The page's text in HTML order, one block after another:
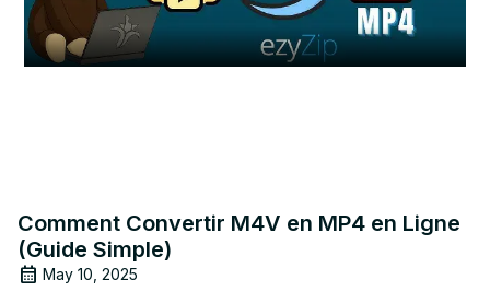
Video
Comment Convertir M4V en MP4 en Ligne
(Guide Simple)
May 10, 2025